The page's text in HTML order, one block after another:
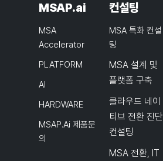
MSAP.ai
MSA
Accelerator
PLATFORM
AI
HARDWARE
MSAP.ai 제품문
의
컨설팅
MSA 특화 컨설
팅
MSA 설계 및
플랫폼 구축
클라우드 네이
티브 전환 진단
컨설팅
MSA 전환, IT